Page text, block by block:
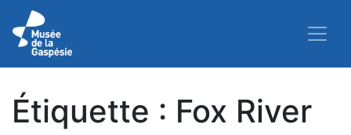
Étiquette : Fox River